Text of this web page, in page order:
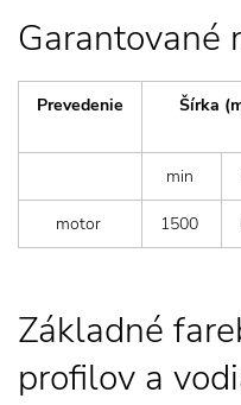
Garantované
Prevedenie Šírka
min
motor 1500
Základné
profilov a